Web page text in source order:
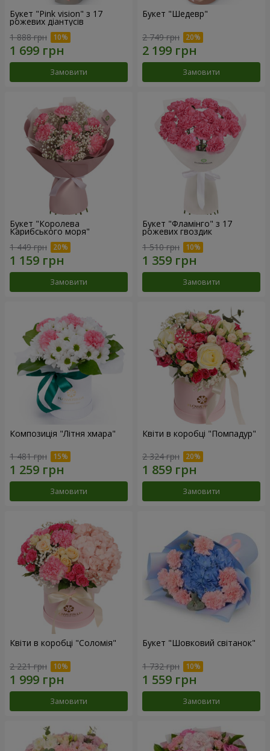
Букет "Pink vision" з 17
рожевих діантусів
1 888 грн
Замовити
Букет "Шедевр"
2 749 грн
Замовити
Букет "Королева
Карибського моря"
1 449 грн
Замовити
Букет "Фламінго" з 17
рожевих гвоздик
1 510 грн
Замовити
Композиція "Літня хмара"
1 481 грн
Замовити
Квіти в коробці "Помпадур"
2 324 грн
Замовити
Квіти в коробці "Соломія"
2 221 грн
Замовити
Букет "Шовковий світанок"
1 732 грн
Замовити